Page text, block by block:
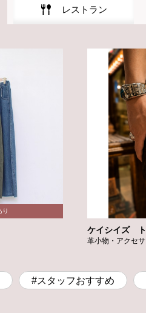
レストラン
ケイシイズ ト
革小物・アクセ
#スタッフおすすめ